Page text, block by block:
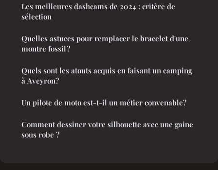
Les meilleures dashcams de 2024 : critère de
sélection
Quelles astuces pour remplacer le bracelet d'une
montre fossil ?
Quels sont les atouts acquis en faisant un camping
à Aveyron?
Un pilote de moto est-t-il un métier convenable?
Comment dessiner votre silhouette avec une gaine
sous robe ?